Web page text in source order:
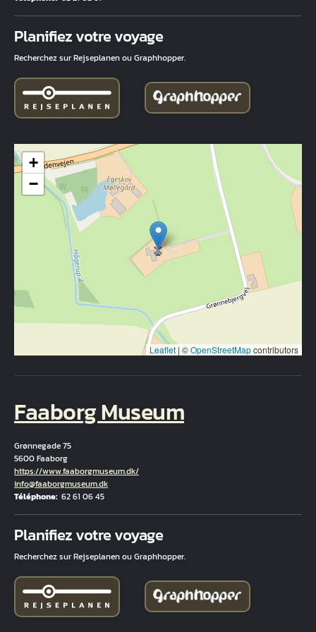
Planifiez votre voyage
Recherchez sur Rejseplanen ou Graphhopper.
+
−
Leaflet | ©OpenStreetMapcontributors
Faaborg Museum
Grønnegade 75
5600 Faaborg
Hjemmeside
https://www.faaborgmuseum.dk/
Courriel
info@faaborgmuseum.dk
Téléphone 62 61 06 45
Planifiez votre voyage
Recherchez sur Rejseplanen ou Graphhopper.